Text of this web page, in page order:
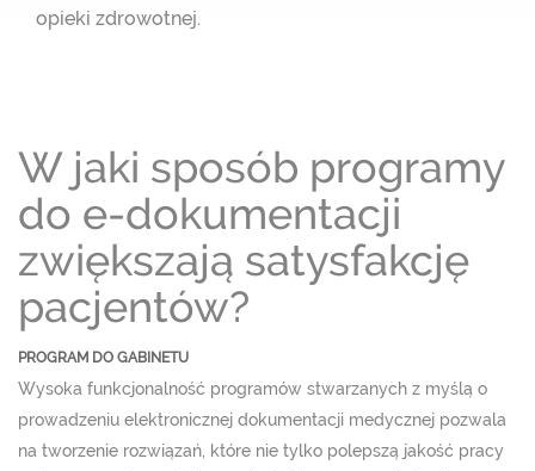
opieki zdrowotnej.
W jaki sposób programy
do e-dokumentacji
zwiększają satysfakcję
pacjentów?
PROGRAM DO GABINETU
Wysoka funkcjonalność programów stwarzanych z myślą o
prowadzeniu elektronicznej dokumentacji medycznej pozwala
na tworzenie rozwiązań, które nie tylko polepszą jakość pracy